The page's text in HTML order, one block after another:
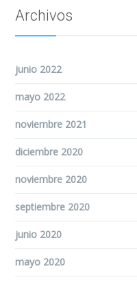
Archivos
junio 2022
mayo 2022
noviembre 2021
diciembre 2020
noviembre 2020
septiembre 2020
junio 2020
mayo 2020